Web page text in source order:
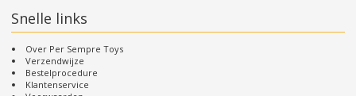
Snelle links
Over Per Sempre Toys
Verzendwijze
Bestelprocedure
Klantenservice